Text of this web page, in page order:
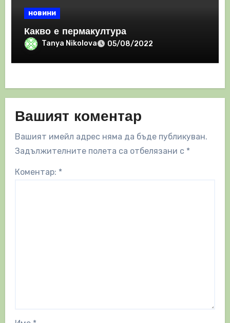
новини
Какво е пермакултура
Tanya Nikolova 05/08/2022
Вашият коментар
Вашият имейл адрес няма да бъде публикуван.
Задължителните полета са отбелязани с *
Коментар: *